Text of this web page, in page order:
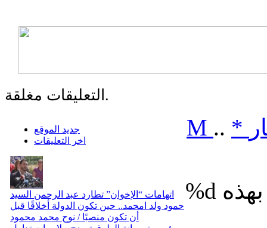
التعليقات مغلقة.
جديد الموقع
اخر التعليقات
اتهامات “الإخوان” تطارد عبد الرحمن السيد
حمود ولد امحمد.. حين تكون الدولة أخلاقًا قبل
أن تكون منصبًا / نوح محمد محمود
M .. *
%d